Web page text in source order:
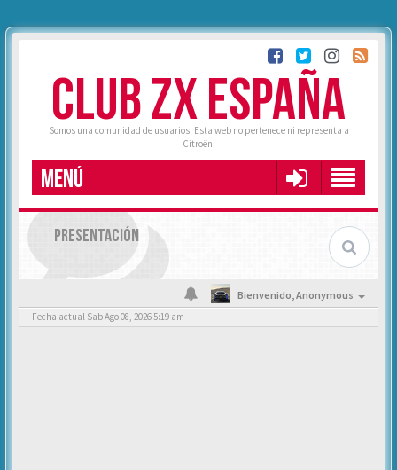
CLUB ZX ESPAÑA
Somos una comunidad de usuarios. Esta web no pertenece ni representa a
Citroën.
MENÚ
PRESENTACIÓN
Bienvenido,Anonymous
Fecha actual Sab Ago 08, 2026 5:19 am